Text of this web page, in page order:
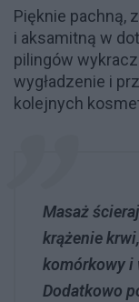
Pięknie pachną,
i aksamitną w
pilingów
wygładzenie i
kolejnych
Masaż
krążenie
komórkowy i
Dodatkowo